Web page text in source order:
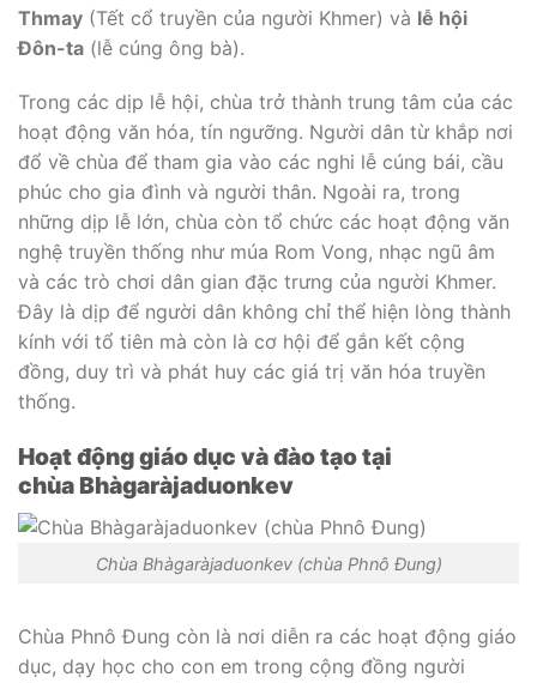
Thmay (Tết cổ truyền của người Khmer) và lễ hội
Đôn-ta (lễ cúng ông bà).
Trong các dịp lễ hội, chùa trở thành trung tâm của các
hoạt động văn hóa, tín ngưỡng. Người dân từ khắp nơi
đổ về chùa để tham gia vào các nghi lễ cúng bái, cầu
phúc cho gia đình và người thân. Ngoài ra, trong
những dịp lễ lớn, chùa còn tổ chức các hoạt động văn
nghệ truyền thống như múa Rom Vong, nhạc ngũ âm
và các trò chơi dân gian đặc trưng của người Khmer.
Đây là dịp để người dân không chỉ thể hiện lòng thành
kính với tổ tiên mà còn là cơ hội để gắn kết cộng
đồng, duy trì và phát huy các giá trị văn hóa truyền
thống.
Hoạt động giáo dục và đào tạo tại
chùa Bhàgaràjaduonkev
Chùa Bhàgaràjaduonkev (chùa Phnô Đung)
Chùa Phnô Đung còn là nơi diễn ra các hoạt động giáo
dục, dạy học cho con em trong cộng đồng người